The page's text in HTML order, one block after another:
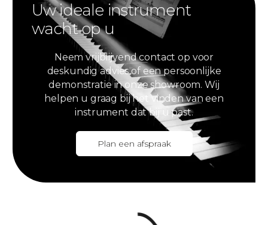
Uw ideale instrument
wacht op u
Neem vrijblijvend contact op voor
deskundig advies of een persoonlijke
demonstratie in onze showroom. Wij
helpen u graag bij het vinden van een
instrument dat bij u past.
Plan een afspraak